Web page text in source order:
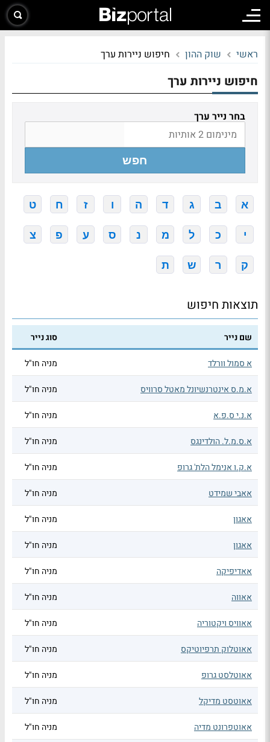
ראשי שוק ההון חיפוש ניירות ערך
חיפוש ניירות ערך
בחר נייר ערך
חפש
א ב ג ד ה ו ז ח ט
י כ ל מ נ ס ע פ צ
ק ר ש ת
תוצאות חיפוש
שם נייר סוג נייר
א סמול וורלד מניה חו"ל
א.מ.ס אינטרנשיונל מאטל סרוויס מניה חו"ל
א.נ.י ס.פ.א מניה חו"ל
א.ס.מ.ל. הולדינגס מניה חו"ל
א.ק.ו אנימל הלת' גרופ מניה חו"ל
אאבי שמידט מניה חו"ל
אאגון מניה חו"ל
אאגון מניה חו"ל
אאדיפיקה מניה חו"ל
אאווה מניה חו"ל
אאוויס ויקטוריה מניה חו"ל
אאוטלוק תרפיוטיקס מניה חו"ל
אאוטלסט גרופ מניה חו"ל
אאוטסט מדיקל מניה חו"ל
אאוטפרונט מדיה מניה חו"ל